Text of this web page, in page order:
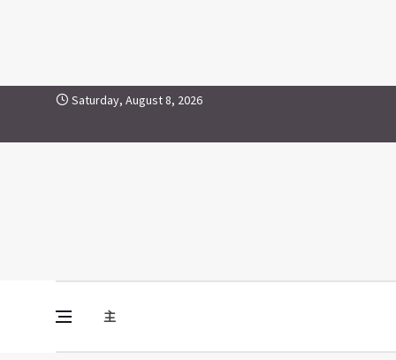
Skip to contentSaturday, August 8, 2026
主
Vine Media
葡萄樹傳媒